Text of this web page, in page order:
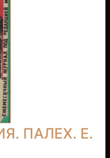
ПАЛЕХ. Е.